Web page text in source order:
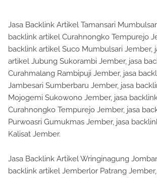
Jasa Backlink Artikel Tamansari
backlink artikel Curahnongko Tempurejo
backlink artikel Suco Mumbulsari Jember,
artikel Jubung Sukorambi Jember, jasa
Curahmalang Rambipuji Jember, jasa
Jambesari Sumberbaru Jember, jasa
Mojogemi Sukowono Jember, jasa
Curahnongko Tempurejo Jember, jasa
Purwoasri Gumukmas Jember, jasa
Kalisat Jember.
Jasa Backlink Artikel Wringinagung
backlink artikel Jemberlor Patrang